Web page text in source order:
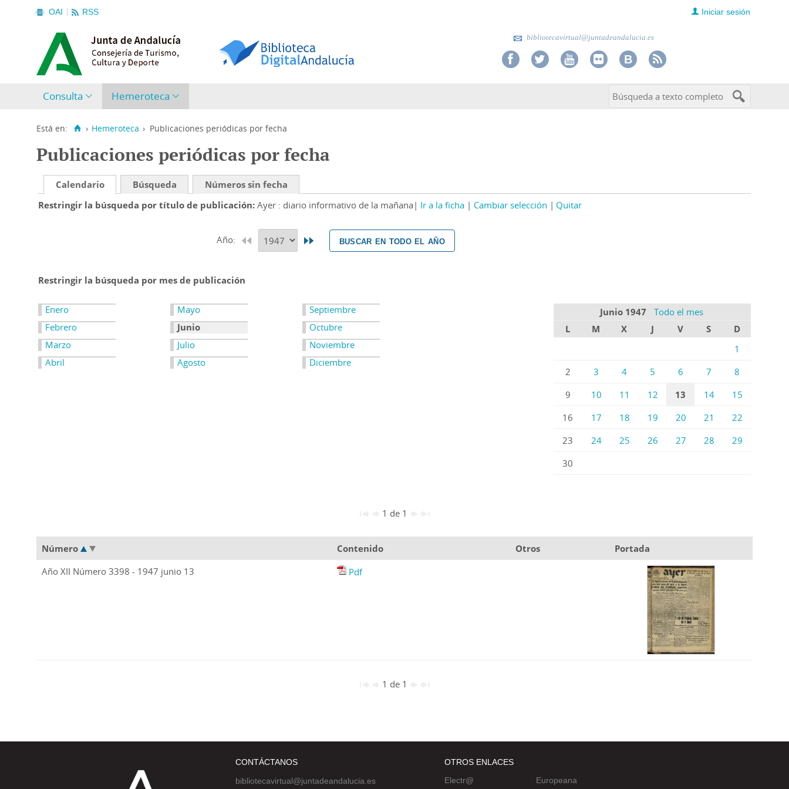
OAI RSS Iniciar sesión
bibliotecavirtual@juntadeandalucia.es
Consulta Hemeroteca
Está en: › Hemeroteca › Publicaciones periódicas por fecha
Publicaciones periódicas por fecha
Calendario Búsqueda
Números sin fecha
Restringir la búsqueda por título de publicación Ayer : diario informativo de la mañana Ir a la ficha Cambiar selección Quitar
Año: buscar en todo el año
Restringir la búsqueda por mes de publicación
Enero
Febrero
Marzo
Abril
Mayo
Junio
Julio
Agosto
Septiembre
Octubre
Noviembre
Diciembre
Junio 1947
Todo el mes
L
M X J V S
D
1
2
3 4 5 6 7
8
9
10 11 12 13 14
15
16
17 18 19 20 21
22
23
24 25 26 27 28
29
30
1 de 1
Número Contenido Otros
Portada
Año XII Número 3398 - 1947 junio 13
Pdf
1 de 1
CONTÁCTANOS
bibliotecavirtual@juntadeandalucia.es
OTROS ENLACES
Electr@
Europeana